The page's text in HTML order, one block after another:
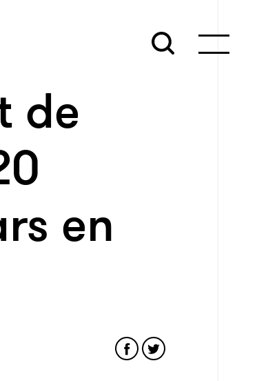
de
en